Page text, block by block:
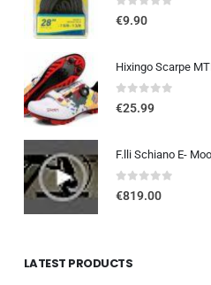
0out of 5
€9.90
0out of 5
€25.99
0out of 5
€819.00
LATEST PRODUCTS